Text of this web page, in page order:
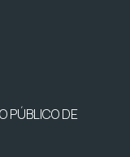
PÚBLICO DE